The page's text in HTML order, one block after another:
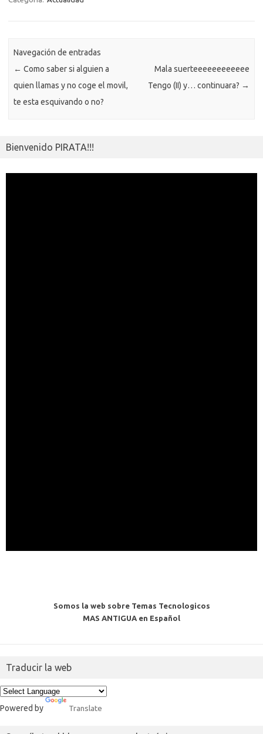
i
m
ti
r
Navegación de entradas
← Como saber si alguien a
quien llamas y no coge el movil,
te esta esquivando o no?
Mala suerteeeeeeeeeeee
Tengo (II) y… continuara? →
Bienvenido PIRATA!!!
Somos la web sobre Temas Tecnologicos
MAS ANTIGUA en Español
Traducir la web
Powered by Translate